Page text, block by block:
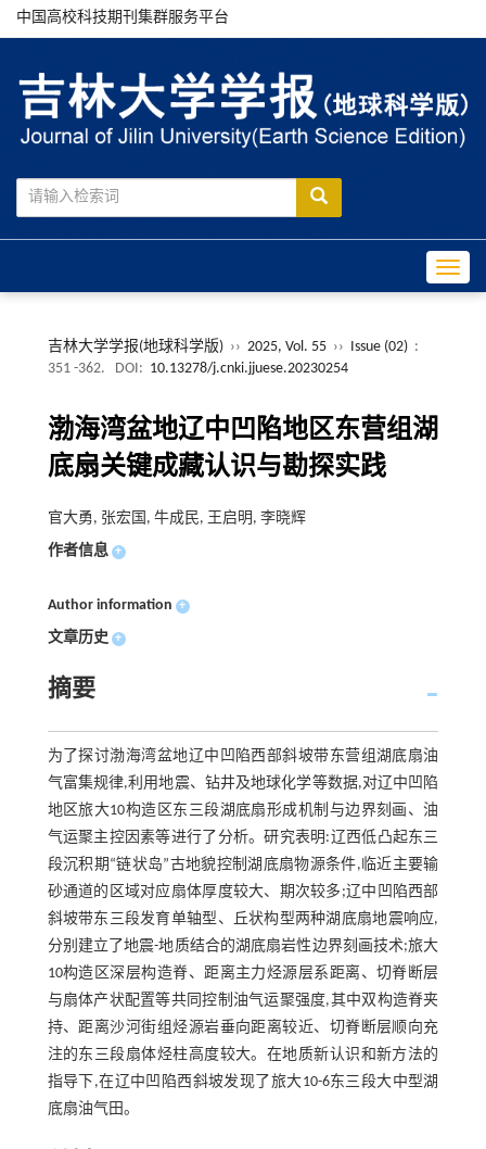
中国高校科技期刊集群服务平台
吉林大学学报(地球科学版) ›› 2025, Vol. 55 ›› Issue (02) :
351 -362.
DOI: 10.13278/j.cnki.jjuese.20230254
渤海湾盆地辽中凹陷地区东营组湖
底扇关键成藏认识与勘探实践
官大勇, 张宏国, 牛成民, 王启明, 李晓辉
作者信息 +
Author information +
文章历史 +
摘要
为了探讨渤海湾盆地辽中凹陷西部斜坡带东营组湖底扇油
气富集规律,利用地震、钻井及地球化学等数据,对辽中凹陷
地区旅大10构造区东三段湖底扇形成机制与边界刻画、油
气运聚主控因素等进行了分析。研究表明:辽西低凸起东三
段沉积期“链状岛”古地貌控制湖底扇物源条件,临近主要输
砂通道的区域对应扇体厚度较大、期次较多;辽中凹陷西部
斜坡带东三段发育单轴型、丘状构型两种湖底扇地震响应,
分别建立了地震-地质结合的湖底扇岩性边界刻画技术;旅大
10构造区深层构造脊、距离主力烃源层系距离、切脊断层
与扇体产状配置等共同控制油气运聚强度,其中双构造脊夹
持、距离沙河街组烃源岩垂向距离较近、切脊断层顺向充
注的东三段扇体烃柱高度较大。在地质新认识和新方法的
指导下,在辽中凹陷西斜坡发现了旅大10-6东三段大中型湖
底扇油气田。